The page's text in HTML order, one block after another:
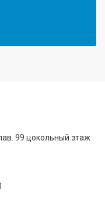
99 цокольный этаж